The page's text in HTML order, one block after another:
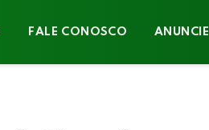
FALE CONOSCO ANUNCIE